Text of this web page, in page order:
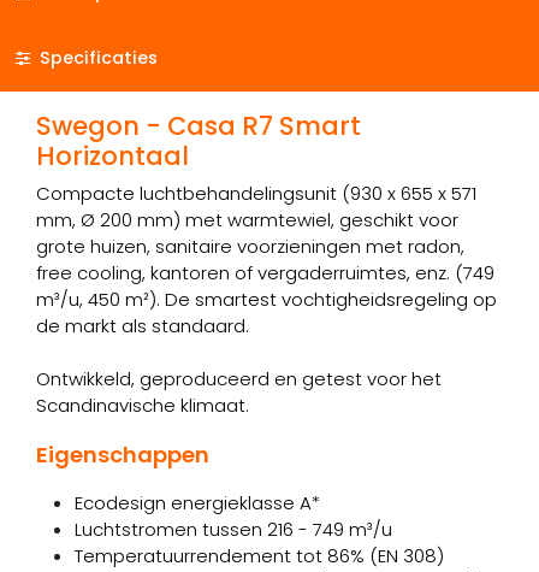
Specificaties
Swegon - Casa R7 Smart
Horizontaal
Compacte luchtbehandelingsunit (930 x 655 x 571
mm, Ø 200 mm) met warmtewiel, geschikt voor
grote huizen, sanitaire voorzieningen met radon,
free cooling, kantoren of vergaderruimtes, enz. (749
m³/u, 450 m²). De smartest vochtigheidsregeling op
de markt als standaard.
Ontwikkeld, geproduceerd en getest voor het
Scandinavische klimaat.
Eigenschappen
Ecodesign energieklasse A*
Luchtstromen tussen 216 - 749 m³/u
Temperatuurrendement tot 86% (EN 308)